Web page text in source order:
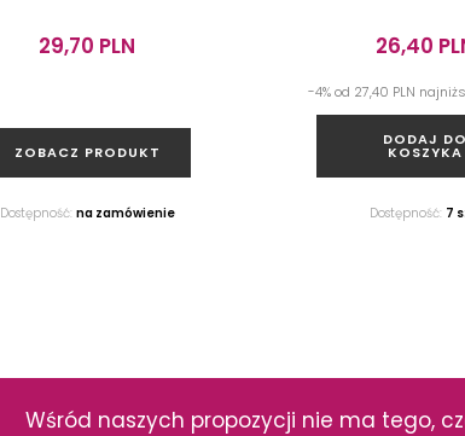
29,70 PLN
ZOBACZ PRODUKT
Dostępność: na zamówienie
26,40
-4% od 27,40 PLN
DODAJ DO
KOSZYKA
Dostępność: 7
Wśród naszych propozycji nie ma tego,